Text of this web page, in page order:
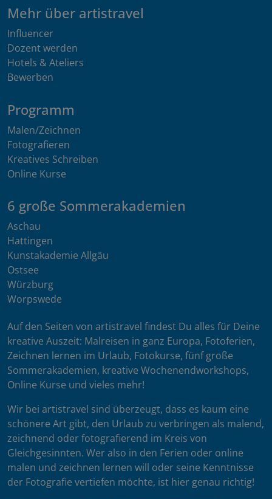
Mehr über artistravel
Influencer
Dozent werden
Hotels & Ateliers
Bewerben
Programm
Malen/Zeichnen
Fotografieren
Kreatives Schreiben
Online Kurse
6 große Sommerakademien
Aschau
Hattingen
Kunstakademie Allgäu
Ostsee
Würzburg
Worpswede
Auf den Seiten von artistravel findest Du alles für Deine
kreative Auszeit: Malreisen in ganz Europa, Fotoferien,
Zeichnen lernen im Urlaub, Fotokurse, fünf große
Sommerakademien, kreative Wochenendworkshops,
Online Kurse und vieles mehr!
Wir bei artistravel sind überzeugt, dass es kaum eine
schönere Art gibt, den Urlaub zu verbringen als malend,
zeichnend oder fotografierend im Kreis von
Gleichgesinnten. Wer also in den Ferien oder online
malen und zeichnen lernen will oder seine Kenntnisse
der Fotografie vertiefen möchte, ist hier genau richtig!